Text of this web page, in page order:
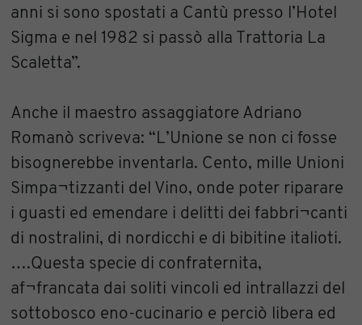
anni si sono spostati a Cantù presso l’Hotel
Sigma e nel 1982 si passò alla Trattoria La
Scaletta”.
Anche il maestro assaggiatore Adriano
Romanò scriveva: “L’Unione se non ci fosse
bisognerebbe inventarla. Cento, mille Unioni
Simpa¬tizzanti del Vino, onde poter riparare
i guasti ed emendare i delitti dei fabbri¬canti
di nostralini, di nordicchi e di bibitine italioti.
….Questa specie di confraternita,
af¬francata dai soliti vincoli ed intrallazzi del
sottobosco eno-cucinario e perciò libera ed